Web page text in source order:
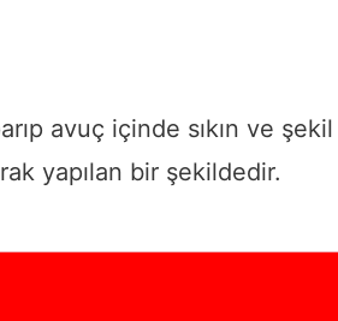
avuç içinde sıkın ve şekil
yapılan bir şekildedir.